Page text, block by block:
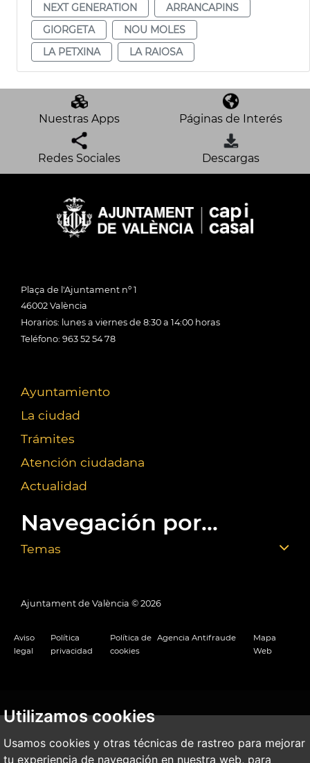
Utilizamos cookies
Usamos cookies y otras técnicas de rastreo para mejorar
tu experiencia de navegación en nuestra web, para
NEXT GENERATION
ARRANCAPINS
GIORGETA
NOU MOLES
LA PETXINA
LA RAIOSA
Nuestras Apps Páginas de Interés
Redes Sociales Descargas
Plaça de l'Ajuntament nº 1
46002 València
Horarios: lunes a viernes de 8:30 a 14:00 horas
Teléfono: 963 52 54 78
Ayuntamiento
La ciudad
Trámites
Atención ciudadana
Actualidad
Navegación por...
Temas
Ajuntament de València © 2026
Aviso
legal
Política
privacidad
Política de
cookies
Agencia Antifraude
Mapa
Web